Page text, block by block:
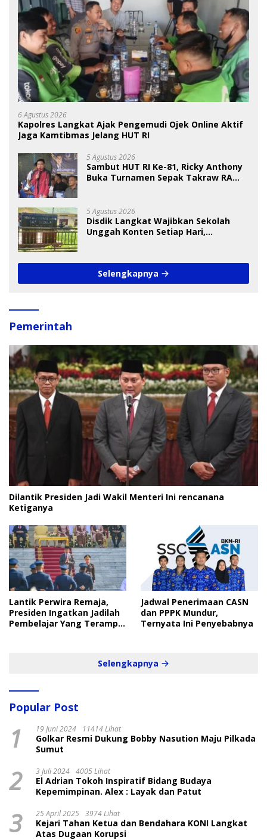
6 Agustus 2026
Kapolres Langkat Ajak Pengemudi Ojek Online Aktif
Jaga Kamtibmas Jelang HUT RI
5 Agustus 2026
Sambut HUT RI Ke-81, Ricky Anthony
Buka Turnamen Sepak Takraw RA
5 Agustus 2026
Disdik Langkat Wajibkan Sekolah
Unggah Konten Setiap Hari,
Selengkapnya
Pemerintah
Dilantik Presiden Jadi Wakil Menteri Ini rencanana
Ketiganya
Lantik Perwira Remaja,
Presiden Ingatkan Jadilah
Pembelajar Yang Terampil
Jadwal Penerimaan CASN
dan PPPK Mundur,
Ternyata Ini Penyebabnya
Selengkapnya
Popular Post
1 19 Juni 2024 11414 Lihat
Golkar Resmi Dukung Bobby Nasution Maju Pilkada
Sumut
2 3 Juli 2024 4005 Lihat
El Adrian Tokoh Inspiratif Bidang Budaya
Kepemimpinan. Alex : Layak dan Patut
3 25 April 2025 3974 Lihat
Kejari Tahan Ketua dan Bendahara KONI Langkat
Atas Dugaan Korupsi